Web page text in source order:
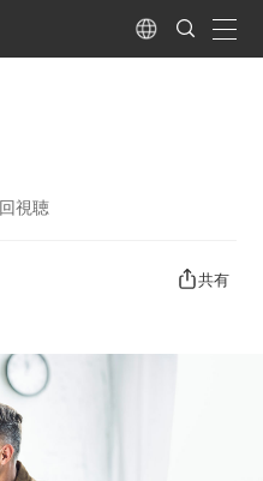
Language
Search
Submit
回視聴
共有